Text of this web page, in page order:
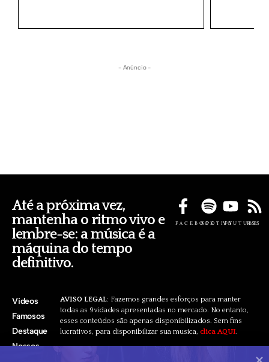
- Anúncio -
Até a próxima vez,
mantenha o ritmo vivo e
lembre-se: a música é a
máquina do tempo
definitivo.
FACEBOOKSPOTIFYYOUTUBE
RSS
Videos
Famosos
Destaque
Nossos
AVISO LEGAL: Fazemos grandes esforços para manter
todas as 9vidades apresentadas no mercado. No entanto,
esses conteúdos são apenas disponibilizados. Sem fins
lucrativos, para disponibilizar sua musica, clica AQUI.